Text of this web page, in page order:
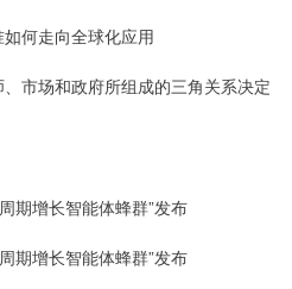
何走向全球化应用
市场和政府所组成的三角关系决定
期增长智能体蜂群”发布
期增长智能体蜂群”发布